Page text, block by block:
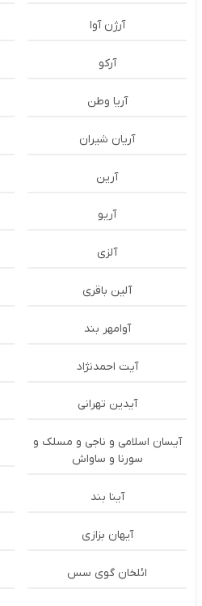
آرژن آوا
آرکو
آریا وطن
آریان شیران
آرین
آریو
آلزی
آلین باقری
آوامهر بند
آیت احمدنژاد
آیدین تهرانی
آیسان اسلامی و ناجی و مسلک و
سورنا و ساواش
آینا بند
آیهان بزازی
ائلخان گوی سس